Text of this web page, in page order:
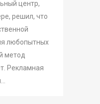
центр,
решил, что
любопытных
метод
Рекламная